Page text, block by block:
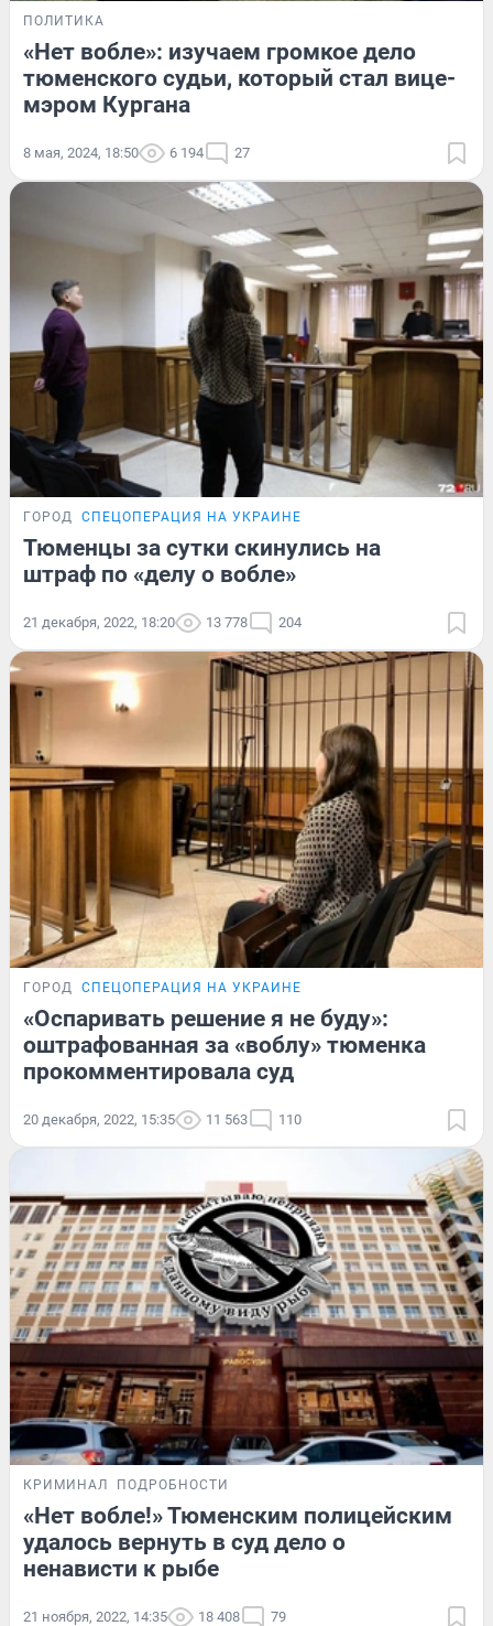
ПОЛИТИКА
«Нет вобле»: изучаем громкое дело
тюменского судьи, который стал вице-
мэром Кургана
8 мая, 2024, 18:50 6 194 27
ГОРОД СПЕЦОПЕРАЦИЯ НА УКРАИНЕ
Тюменцы за сутки скинулись на
штраф по «делу о вобле»
21 декабря, 2022, 18:20 13 778 204
ГОРОД СПЕЦОПЕРАЦИЯ НА УКРАИНЕ
«Оспаривать решение я не буду»:
оштрафованная за «воблу» тюменка
прокомментировала суд
20 декабря, 2022, 15:35 11 563 110
КРИМИНАЛ ПОДРОБНОСТИ
«Нет вобле!» Тюменским полицейским
удалось вернуть в суд дело о
ненависти к рыбе
21 ноября, 2022, 14:35 18 408 79